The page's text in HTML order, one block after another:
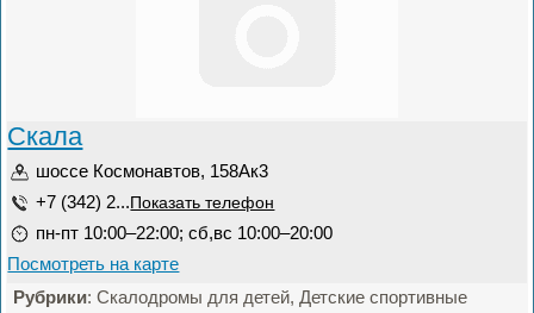
Скала
шоссе Космонавтов, 158Ак3
+7 (342) 2... Показать телефон
пн-пт 10:00–22:00; сб,вс 10:00–20:00
Посмотреть на карте
Рубрики: Скалодромы для детей, Детские спортивные